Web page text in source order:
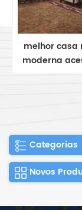
melhor casa
moderna
escritório e a
Categorias
Novos